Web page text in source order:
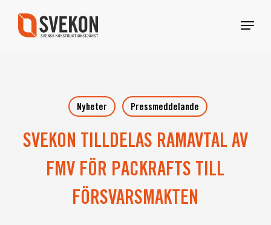
main
Menu
Nyheter Pressmeddelande
SVEKON TILLDELAS RAMAVTAL AV
FMV FÖR PACKRAFTS TILL
FÖRSVARSMAKTEN